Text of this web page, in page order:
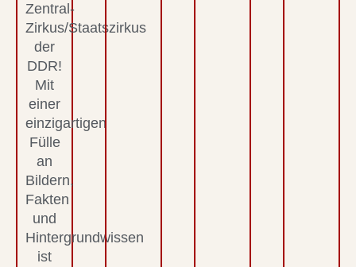
Zentral-
Zirkus/Staatszirkus
der
DDR!
Mit
einer
einzigartigen
Fülle
an
Bildern,
Fakten
und
Hintergrundwissen
ist